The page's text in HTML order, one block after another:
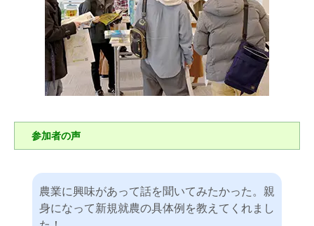
参加者の声
農業に興味があって話を聞いてみたかった。親
身になって新規就農の具体例を教えてくれまし